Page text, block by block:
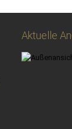
Aktuelle